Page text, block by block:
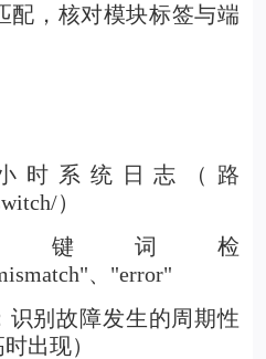
配，核对模块标签与端
时系统日志（路
）
词检
、"error"
识别故障发生的周期性
出现）